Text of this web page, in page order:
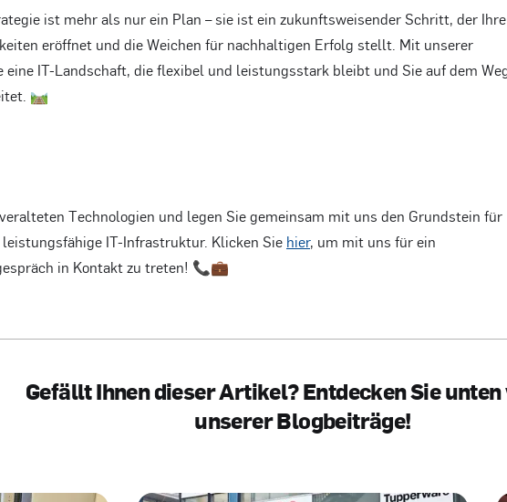
ist mehr als nur ein Plan – sie ist ein zukunftsweisender Schritt, der
eröffnet und die Weichen für nachhaltigen Erfolg stellt. Mit unserer
IT-Landschaft, die flexibel und leistungsstark bleibt und Sie auf dem
🛤️
Technologien und legen Sie gemeinsam mit uns den Grundstein für
IT-Infrastruktur. Klicken Sie hier, um mit uns für ein
in Kontakt zu treten! 📞💼
Gefällt Ihnen dieser Artikel? Entdecken Sie
unserer Blogbeiträge!